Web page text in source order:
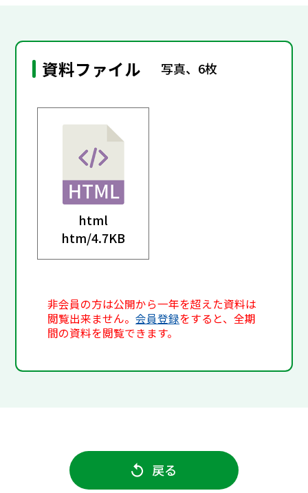
資料ファイル 写真、6枚
html
htm/4.7KB
非会員の方は公開から一年を超えた資料は
閲覧出来ません。会員登録をすると、全期
間の資料を閲覧できます。
戻る